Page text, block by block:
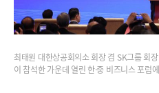
최태원 대한상공회의소 회장 겸 SK그룹 회
이 참석한 가운데 열린 한·중 비즈니스 포